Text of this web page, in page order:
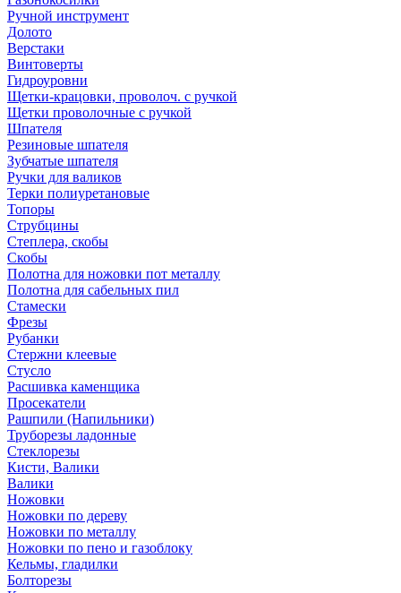
Ручной инструмент
Долото
Верстаки
Винтоверты
Гидроуровни
Щетки-крацовки, проволоч. с ручкой
Щетки проволочные с ручкой
Шпателя
Резиновые шпателя
Зубчатые шпателя
Ручки для валиков
Терки полиуретановые
Топоры
Струбцины
Степлера, скобы
Скобы
Полотна для ножовки пот металлу
Полотна для сабельных пил
Стамески
Фрезы
Рубанки
Стержни клеевые
Стусло
Расшивка каменщика
Просекатели
Рашпили (Напильники)
Труборезы ладонные
Стеклорезы
Кисти, Валики
Валики
Ножовки
Ножовки по дереву
Ножовки по металлу
Ножовки по пено и газоблоку
Кельмы, гладилки
Болторезы